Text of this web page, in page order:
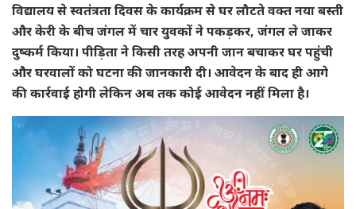
विद्यालय से स्वतंत्रता दिवस के कार्यक्रम से घर लौटते वक्त नया बस्ती
और केरी के बीच जंगल में चार युवकों ने पकड़कर, जंगल ले जाकर
दुष्कर्म किया। पीड़िता ने किसी तरह अपनी जान बचाकर घर पहुंची
और घरवालों को घटना की जानकारी दी। आवेदन के बाद ही आगे
की कार्रवाई होगी लेकिन अब तक कोई आवेदन नहीं मिला है।